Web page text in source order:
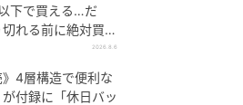
下で買える…だ
切れる前に絶対買
2026.8.6
》4層構造で便利な
が付録に「休日バッ